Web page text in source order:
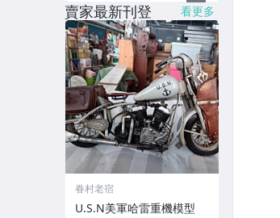
賣家最新刊登 看更多
眷村老宿
U.S.N美軍哈雷重機模型